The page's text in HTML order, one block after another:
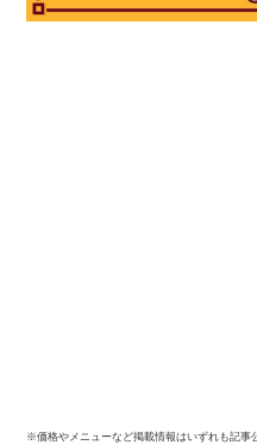
※価格やメニューなど掲載情報はいずれも記事